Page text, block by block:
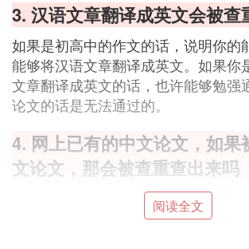
3. 汉语文章翻译成英文会被查
如果是初高中的作文的话，说明你的
能够将汉语文章翻译成英文。如果你
文章翻译成英文的话，也许能够勉强
论文的话是无法通过的。
4. 网上已有的中文论文，如果
文论文，那会被查重查出来吗
先查重一下看看，如果没事那就是真
重了，就找清北医学翻译降重一下，
阅读全文